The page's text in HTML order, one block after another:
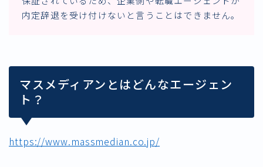
内定辞退を受け付けないと言うことはできません。
マスメディアンとはどんなエージェン
ト？
https://www.massmedian.co.jp/